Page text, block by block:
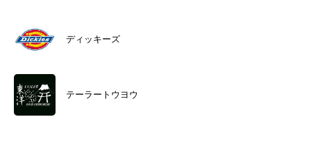
ディッキーズ
テーラートウヨウ